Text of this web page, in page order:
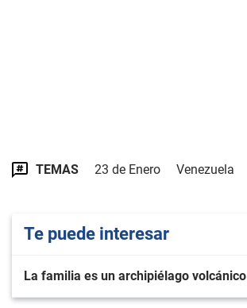
TEMAS 23 de Enero Venezuela
Te puede interesar
La familia es un archipiélago volcánico